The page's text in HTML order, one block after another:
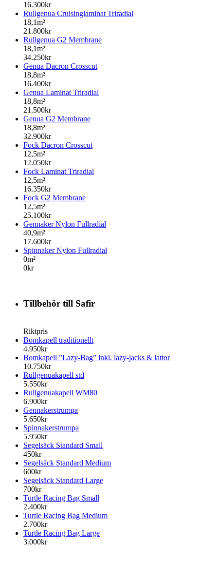
16.300kr
Rullgenua Cruisinglaminat Triradial
18,1m²
21.800kr
Rullgenua G2 Membrane
18,1m²
34.250kr
Genua Dacron Crosscut
18,8m²
16.400kr
Genua Laminat Triradial
18,8m²
21.500kr
Genua G2 Membrane
18,8m²
32.900kr
Fock Dacron Crosscut
12,5m²
12.050kr
Fock Laminat Triradial
12,5m²
16.350kr
Fock G2 Membrane
12,5m²
25.100kr
Gennaker Nylon Fullradial
40,9m²
17.600kr
Spinnaker Nylon Fullradial
0m²
0kr
Tillbehör till Safir
Riktpris
Bomkapell traditionellt
4.950kr
Bomkapell ”Lazy-Bag” inkl. lazy-jacks & lattor
10.750kr
Rullgenuakapell std
5.550kr
Rullgenuakapell WM80
6.900kr
Gennakerstrumpa
5.650kr
Spinnakerstrumpa
5.950kr
Segelsäck Standard Small
450kr
Segelsäck Standard Medium
600kr
Segelsäck Standard Large
700kr
Turtle Racing Bag Small
2.400kr
Turtle Racing Bag Medium
2.700kr
Turtle Racing Bag Large
3.000kr